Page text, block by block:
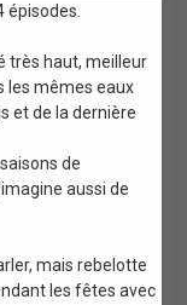
épisodes.
très haut, meilleur
les mêmes eaux
et de la dernière
de
aussi de
mais rebelotte
les fêtes avec